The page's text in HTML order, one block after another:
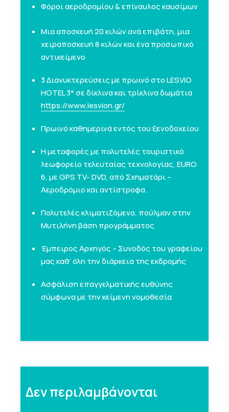
Φόροι αεροδρομίου & επίναυλος καυσίμων
Μια αποσκευή 20 κιλών ανά επιβάτη, μια
χειραποσκευή 8 κιλών και ένα προσωπικό
αντικείμενο
3 Διανυκτερεύσεις με πρωινό στο LESVIO
HOTEL 3* σε δίκλινα και τρίκλινα δωμάτια
https://www.lesvion.gr/
Πρωινό καθημερινά εντός του ξενοδοχείου
Η μεταφορές με πολυτελές τουριστικό
λεωφορείο τελευταίας τεχνολογίας, EURO
6, με GPS TV- DVD, από Σχηματάρι –
Αεροδρόμιο και αντίστροφα.
Πολυτελές κλιματιζόμενο, πούλμαν στην
Μυτιλήνη βάση προγράμματος
Έμπειρος Αρχηγός – Συνοδός του γραφείου
μας καθ’ όλη την διάρκεια της εκδρομής
Ασφάλιση επαγγελματικής ευθύνης
σύμφωνα με την κείμενη νομοθεσία
Δεν περιλαμβάνονται